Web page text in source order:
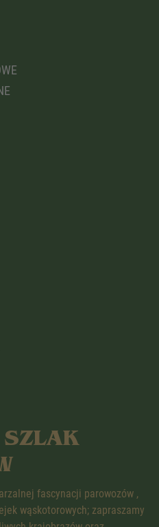
fascynacji parowozów ,
wąskotorowych; zapraszamy